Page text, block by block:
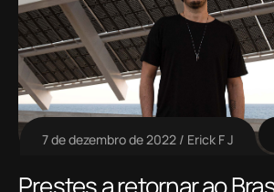
7 de dezembro de 2022 Erick F J